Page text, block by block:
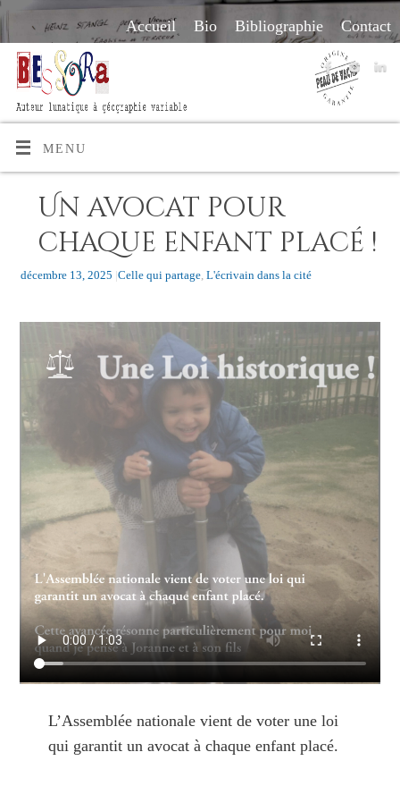
Accueil Bio Bibliographie Contact
MENU
Un avocat pour
chaque enfant placé !
décembre 13, 2025 |Celle qui partage, L'écrivain dans la cité
L’Assemblée nationale vient de voter une loi
qui garantit un avocat à chaque enfant placé.